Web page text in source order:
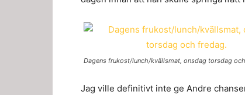
Dagens frukost/lunch/kvällsmat, onsdag torsdag
Jag ville definitivt inte ge Andre